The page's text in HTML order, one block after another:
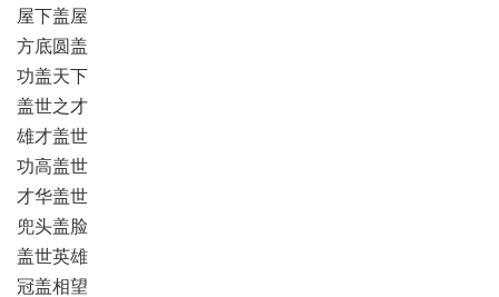
屋下盖屋
方底圆盖
功盖天下
盖世之才
雄才盖世
功高盖世
才华盖世
兜头盖脸
盖世英雄
冠盖相望